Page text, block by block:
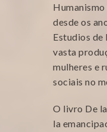
desde os
Estudios de
vasta
mulheres e
sociais no
O livro De
la